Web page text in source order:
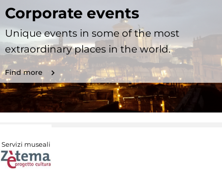
Corporate events
Unique events in some of the most
extraordinary places in the world.
Find more
Servizi museali